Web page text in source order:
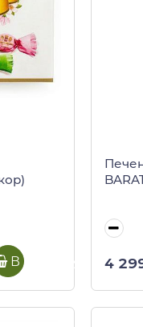
В корзину 4